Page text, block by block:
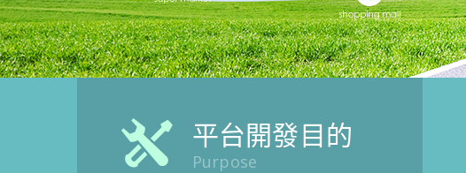
平台開發目的
Purpose